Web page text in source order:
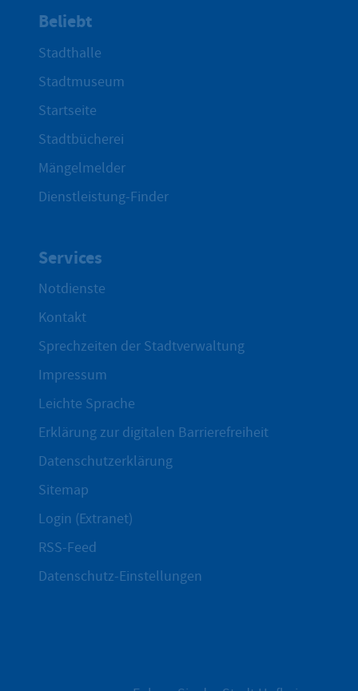
Beliebt
Stadthalle
Stadtmuseum
Startseite
Stadtbücherei
Mängelmelder
Dienstleistung-Finder
Services
Notdienste
Kontakt
Sprechzeiten der Stadtverwaltung
Impressum
Leichte Sprache
Erklärung zur digitalen Barrierefreiheit
Datenschutzerklärung
Sitemap
Login (Extranet)
RSS-Feed
Datenschutz-Einstellungen